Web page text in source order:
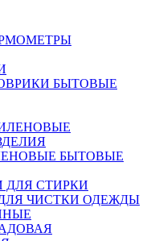
БЫТОВЫЕ
БЫТОВЫЕ
СТИРКИ
ЧИСТКИ ОДЕЖДЫ